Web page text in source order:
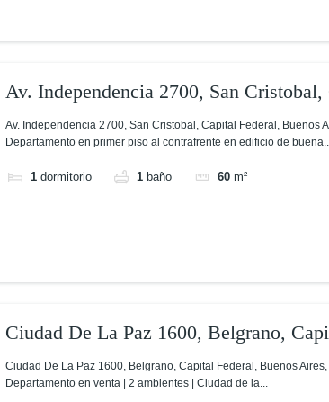
Av. Independencia 2700, San
Argentina
Av. Independencia 2700, San Cristobal, Capital Federal, Buenos
Departamento en primer piso al contrafrente en edificio de
1 dormitorio 1 baño 60 m²
Ciudad De La Paz 1600, Belgrano,
Aires, Argentina
Ciudad De La Paz 1600, Belgrano, Capital Federal, Buenos Aires,
Departamento en venta | 2 ambientes | Ciudad de la...